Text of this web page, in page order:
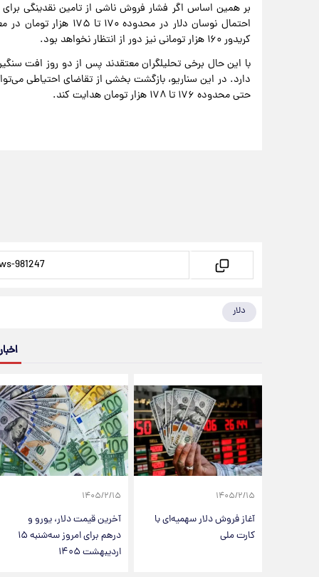
بر همین اساس اگر فشار فروش ناشی از تامین نقدینگی برای
احتمال نوسان دلار در
کریدور ۱۶۰ هزار تومانی نیز دور از انتظار نخواهد بود.
با این حال برخی تحلیلگران معتقدند پس از دو روز افت
حتی محدوده ۱۷۶ تا ۱۷۸ هزار تومان هدایت کند.
دلار
۱۴۰۵/۲/۱۵
آغاز فروش دلار سهمیه‌ای با
کارت ملی
۱۴۰۵/۲/۱۵
آخرین قیمت دلار، یورو و
درهم برای امروز سه‌شنبه ۱۵
اردیبهشت ۱۴۰۵